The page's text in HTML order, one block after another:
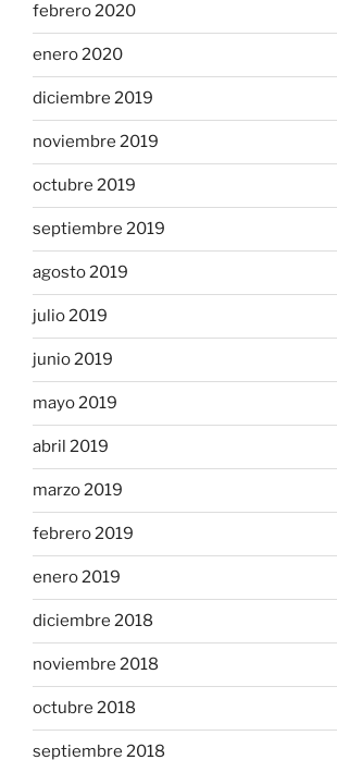
febrero 2020
enero 2020
diciembre 2019
noviembre 2019
octubre 2019
septiembre 2019
agosto 2019
julio 2019
junio 2019
mayo 2019
abril 2019
marzo 2019
febrero 2019
enero 2019
diciembre 2018
noviembre 2018
octubre 2018
septiembre 2018